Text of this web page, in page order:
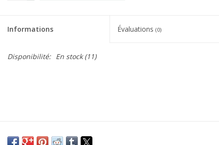
Informations Évaluations (0)
Disponibilité: En stock(11)